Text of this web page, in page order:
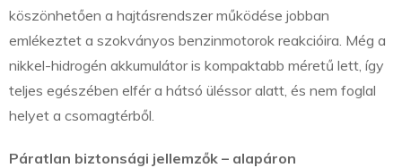
köszönhetően a hajtásrendszer működése jobban
emlékeztet a szokványos benzinmotorok reakcióira. Még a
nikkel-hidrogén akkumulátor is kompaktabb méretű lett, így
teljes egészében elfér a hátsó üléssor alatt, és nem foglal
helyet a csomagtérből.
Páratlan biztonsági jellemzők – alapáron